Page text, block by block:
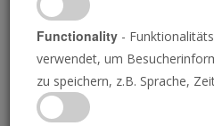
Atomkrieg
JOSUE MICHELS
Functionality -
verwendet, um
zu speichern, z.B. Sprache,